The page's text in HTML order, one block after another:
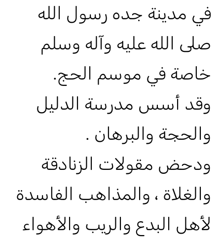
في مدينة جده رسول الله
صلى الله عليه وآله وسلم
خاصة في موسم الحج.
وقد أسس مدرسة الدليل
والحجة والبرهان .
ودحض مقولات الزنادقة
والغلاة ، والمذاهب الفاسدة
لأهل البدع والريب والأهواء